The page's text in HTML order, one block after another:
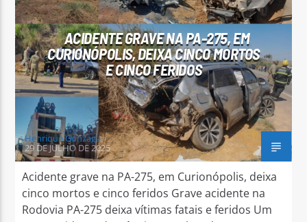
Arara Azul FM
ACIDENTE GRAVE NA PA-275, EM
CURIONÓPOLIS, DEIXA CINCO MORTOS
E CINCO FERIDOS
Henrique Gonzaga
29 DE JULHO DE 2025
Acidente grave na PA-275, em Curionópolis, deixa
cinco mortos e cinco feridos Grave acidente na
Rodovia PA-275 deixa vítimas fatais e feridos Um